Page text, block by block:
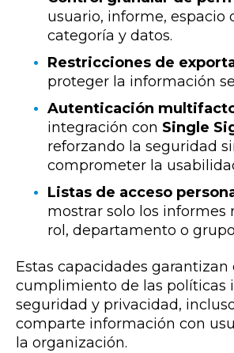
usuario, informe, espacio
categoría y datos.
Restricciones de
proteger la información
Autenticación
integración con Single
reforzando la seguridad
comprometer la
Listas de acceso
mostrar solo los informes
rol, departamento o
Estas capacidades garantizan
cumplimiento de las políticas
seguridad y privacidad,
comparte información con
la organización.